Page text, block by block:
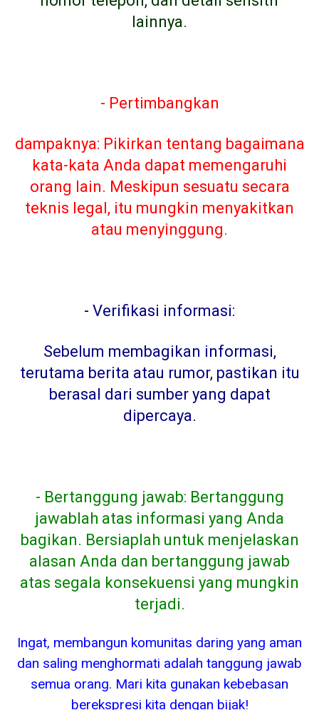
lainnya.
- Pertimbangkan
dampaknya: Pikirkan tentang bagaimana
kata-kata Anda dapat memengaruhi
orang lain. Meskipun sesuatu secara
teknis legal, itu mungkin menyakitkan
atau menyinggung.
- Verifikasi informasi:
Sebelum membagikan informasi,
terutama berita atau rumor, pastikan itu
berasal dari sumber yang dapat
dipercaya.
- Bertanggung jawab: Bertanggung
jawablah atas informasi yang Anda
bagikan. Bersiaplah untuk menjelaskan
alasan Anda dan bertanggung jawab
atas segala konsekuensi yang mungkin
terjadi.
Ingat, membangun komunitas daring yang aman
dan saling menghormati adalah tanggung jawab
semua orang. Mari kita gunakan kebebasan
berekspresi kita dengan bijak!